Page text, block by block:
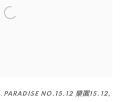
, PARADISE NO.15.12 樂園15.12,